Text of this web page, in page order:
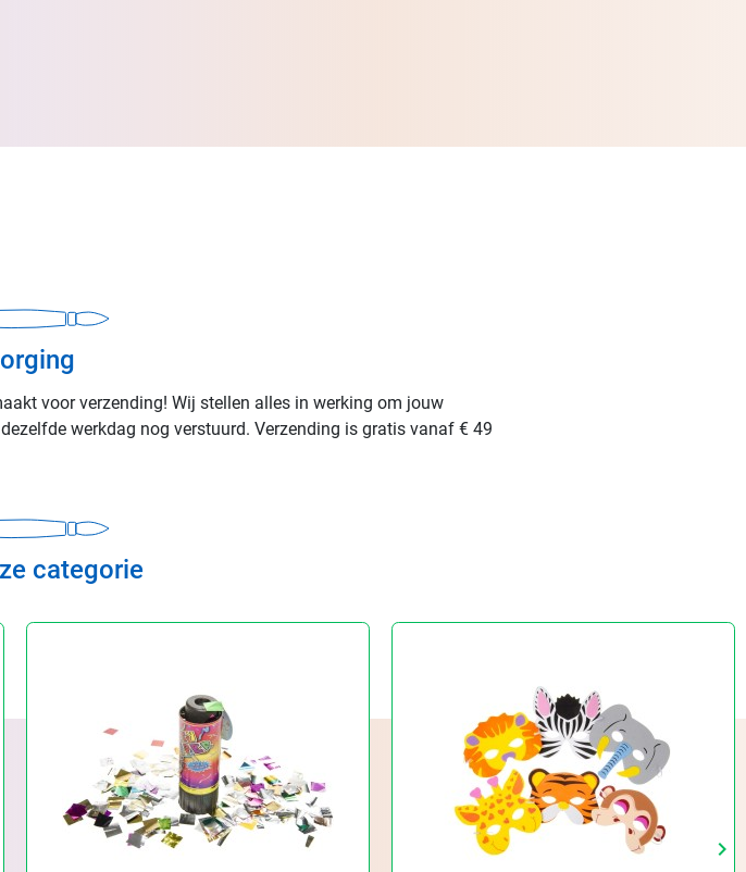
voor verzending! Wij stellen alles in werking om jouw
werkdag nog verstuurd. Verzending is gratis vanaf € 49
categorie
keyboard_arrow_right